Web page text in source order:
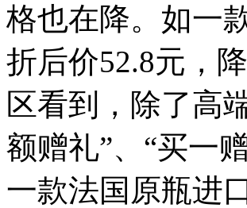
格也在降。如一
折后价52.8元，
区看到，除了高
额赠礼”、“买一
一款法国原瓶进